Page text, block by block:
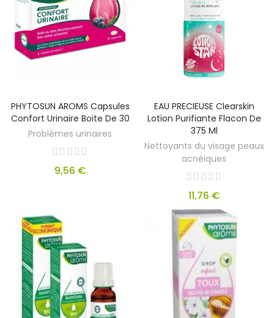
PHYTOSUN AROMS Capsules
Confort Urinaire Boite De 30
Problèmes urinaires
9,56 €
EAU PRECIEUSE Clearskin
Lotion Purifiante Flacon De
375 Ml
Nettoyants du visage peaux
acnéiques
11,76 €